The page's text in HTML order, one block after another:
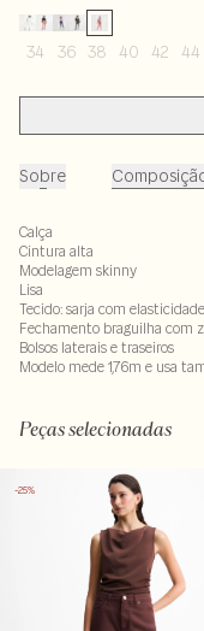
34 36 38 40 42 44
Sobre
Calça
Cintura alta
Modelagem skinny
Lisa
Tecido: sarja com elasticidade
Fechamento braguilha com
Bolsos laterais e traseiros
Modelo mede 1,76m e usa
Peças selecionadas
-25%